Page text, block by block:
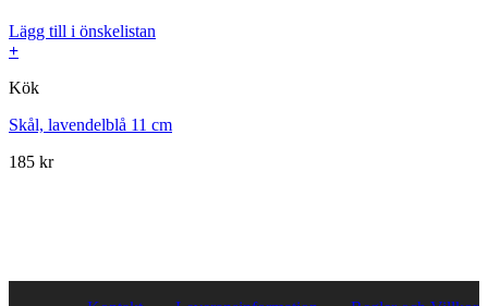
Lägg till i önskelistan
+
Kök
Skål, lavendelblå 11 cm
185 kr